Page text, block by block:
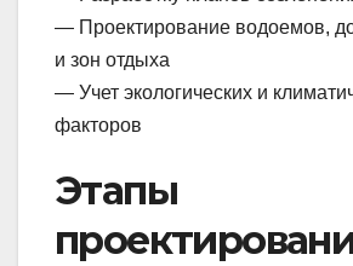
— Проектирование водоемов,
и зон отдыха
— Учет экологических и
факторов
Этапы